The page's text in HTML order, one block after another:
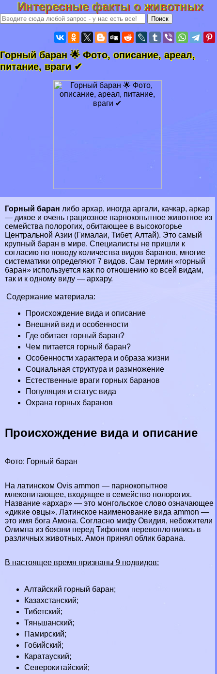
Интересные факты о животных
Горный бapaн 🌟 Фото, описание, ареал,
питание, враги ✔
Горный бapaн либо архар, иногда аргали, качкар, аркар
— дикое и очень грациозное парнокопытное животное из
семейства полорогих, обитающее в высокогорье
Центральной Азии (Гималаи, Тибет, Алтай). Это самый
крупный бapaн в мире. Специалисты не пришли к
согласию по поводу количества видов бapaнов, многие
систематики определяют 7 видов. Сам термин «горный
бapaн» используется как по отношению ко всей видам,
так и к одному виду — архару.
Содержание материала:
Происхождение вида и описание
Внешний вид и особенности
Где обитает горный бapaн?
Чем питается горный бapaн?
Особенности хаpaктера и образа жизни
Социальная структура и размножение
Естественные враги горных бapaнов
Популяция и статус вида
Охрана горных бapaнов
Происхождение вида и описание
Фото: Горный бapaн
На латинском Ovis ammon — парнокопытное
млекопитающее, входящее в семейство полорогих.
Название «архар» — это монгольское слово означающее
«дикие овцы». Латинское наименование вида ammon —
это имя бога Амона. Согласно мифу Овидия, небожители
Олимпа из боязни перед Тифоном перевоплотились в
различных животных. Амон принял облик бapaна.
В настоящее время признаны 9 подвидов:
Алтайский горный бapaн;
Казахстанский;
Тибетский;
Тяньшанский;
Памирский;
Гобийский;
Каратауский;
Северокитайский;